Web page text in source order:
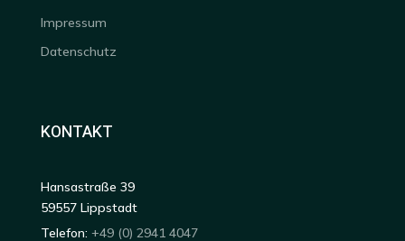
Impressum
Datenschutz
KONTAKT
Hansastraße 39
59557 Lippstadt
Telefon: +49 (0) 2941 4047